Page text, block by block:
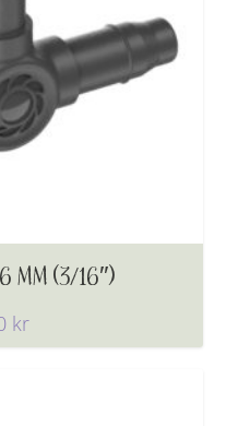
MM (3/16″)
kr